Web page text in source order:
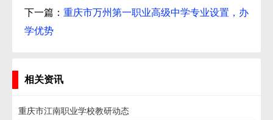
下一篇： 重庆市万州第一职业高级中学专业设置，办
学优势
相关资讯
重庆市江南职业学校教研动态